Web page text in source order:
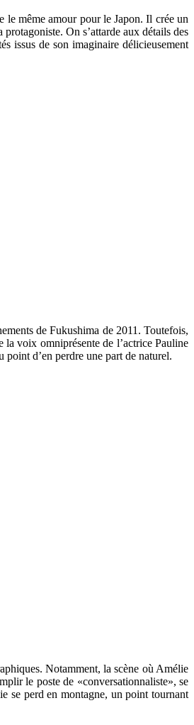
le même amour pour le Japon. Il crée un
On s’attarde aux détails des
issus de son imaginaire délicieusement
de Fukushima de 2011. Toutefois,
la voix omniprésente de l’actrice Pauline
d’en perdre une part de naturel.
Notamment, la scène où Amélie
le poste de «conversationnaliste», se
se perd en montagne, un point tournant